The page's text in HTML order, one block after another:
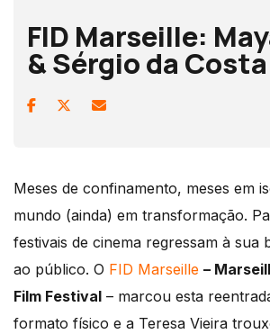
FID Marseille:
& Sérgio da Costa
Meses de confinamento, meses em
mundo (ainda) em transformação.
festivais de cinema regressam à sua
ao público. O FID Marseille –
Film Festival – marcou esta
formato físico e a Teresa Vieira